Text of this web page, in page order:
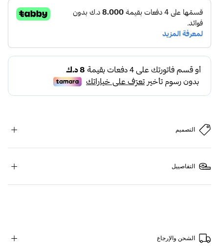
التصميم
التفاصييل
الشحن والإرجاع